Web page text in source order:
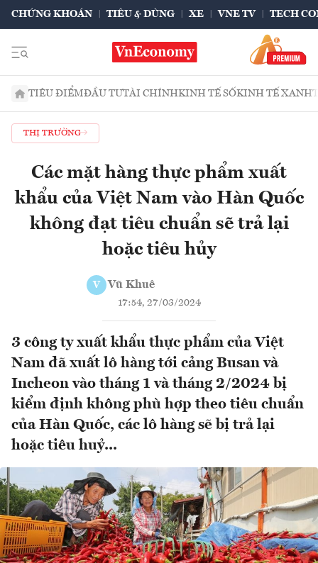
CHỨNG KHOÁN TIÊU & DÙNG XE VNE TV TECH
TIÊU ĐIỂMĐẦU TƯTÀI CHÍNHKINH TẾ SỐKINH TẾ XANH
THỊ TRƯỜNG
Các mặt hàng thực phẩm xuất
khẩu của Việt Nam vào Hàn Quốc
không đạt tiêu chuẩn sẽ trả lại
hoặc tiêu hủy
V Vũ Khuê
17:54, 27/03/2024
3 công ty xuất khẩu thực phẩm của Việt
Nam đã xuất lô hàng tới cảng Busan và
Incheon vào tháng 1 và tháng 2/2024 bị
kiểm định không phù hợp theo tiêu chuẩn
của Hàn Quốc, các lô hàng sẽ bị trả lại
hoặc tiêu huỷ...